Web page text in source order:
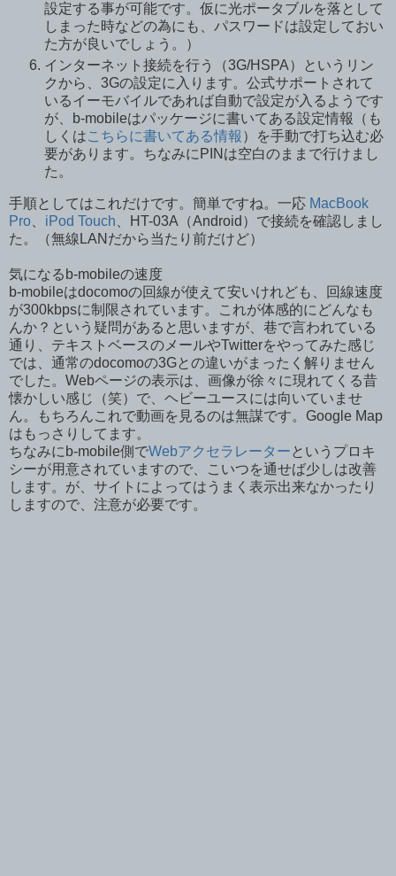
設定する事が可能です。仮に光ポータブルを落として
しまった時などの為にも、パスワードは設定しておい
た方が良いでしょう。）
インターネット接続を行う（3G/HSPA）というリン
クから、3Gの設定に入ります。公式サポートされて
いるイーモバイルであれば自動で設定が入るようです
が、b-mobileはパッケージに書いてある設定情報（も
しくはこちらに書いてある情報 ）を手動で打ち込む必
要があります。ちなみにPINは空白のままで行けまし
た。
手順としてはこれだけです。簡単ですね。一応 MacBook
Pro
iPod Touch 、HT-03A（Android）で接続を確認しまし
た。（無線LANだから当たり前だけど）
気になるb-mobileの速度
b-mobileはdocomoの回線が使えて安いけれども、回線速度
が300kbpsに制限されています。これが体感的にどんなも
んか？という疑問があると思いますが、巷で言われている
通り、テキストベースのメールやTwitterをやってみた感じ
では、通常のdocomoの3Gとの違いがまったく解りません
でした。Webページの表示は、画像が徐々に現れてくる昔
懐かしい感じ（笑）で、ヘビーユースには向いていませ
ん。もちろんこれで動画を見るのは無謀です。Google Map
はもっさりしてます。
ちなみにb-mobile側でWebアクセラレーター というプロキ
シーが用意されていますので、こいつを通せば少しは改善
します。が、サイトによってはうまく表示出来なかったり
しますので、注意が必要です。